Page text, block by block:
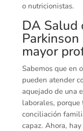
o nutricionistas.
DA Salud
mayor
Sabemos que en
pueden atender
aquejado de una
laborales,
conciliación
capaz. Ahora,